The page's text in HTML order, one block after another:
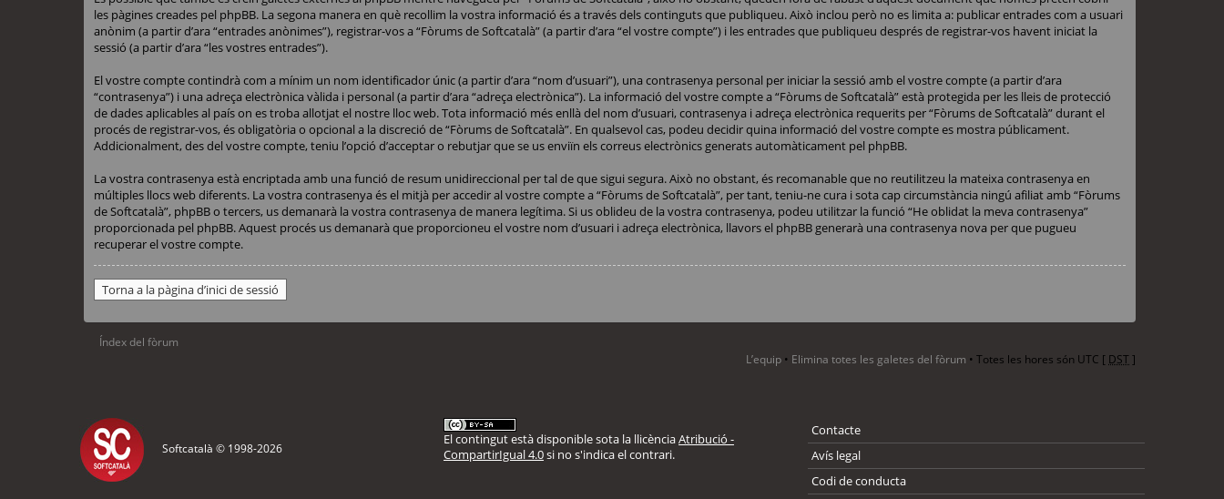
les pàgines creades pel phpBB. La segona manera en què recollim la vostra informació és a través dels continguts que publiqueu. Això inclou però no es limita a: publicar entrades com a usuari
anònim (a partir d’ara “entrades anònimes”), registrar-vos a “Fòrums de Softcatalà” (a partir d’ara “el vostre compte”) i les entrades que publiqueu després de registrar-vos havent iniciat la
sessió (a partir d’ara “les vostres entrades”).
El vostre compte contindrà com a mínim un nom identificador únic (a partir d’ara “nom d’usuari”), una contrasenya personal per iniciar la sessió amb el vostre compte (a partir d’ara
“contrasenya”) i una adreça electrònica vàlida i personal (a partir d’ara “adreça electrònica”). La informació del vostre compte a “Fòrums de Softcatalà” està protegida per les lleis de protecció
de dades aplicables al país on es troba allotjat el nostre lloc web. Tota informació més enllà del nom d’usuari, contrasenya i adreça electrònica requerits per “Fòrums de Softcatalà” durant el
procés de registrar-vos, és obligatòria o opcional a la discreció de “Fòrums de Softcatalà”. En qualsevol cas, podeu decidir quina informació del vostre compte es mostra públicament.
Addicionalment, des del vostre compte, teniu l’opció d’acceptar o rebutjar que se us enviïn els correus electrònics generats automàticament pel phpBB.
La vostra contrasenya està encriptada amb una funció de resum unidireccional per tal de que sigui segura. Això no obstant, és recomanable que no reutilitzeu la mateixa contrasenya en
múltiples llocs web diferents. La vostra contrasenya és el mitjà per accedir al vostre compte a “Fòrums de Softcatalà”, per tant, teniu-ne cura i sota cap circumstància ningú afiliat amb “Fòrums
de Softcatalà”, phpBB o tercers, us demanarà la vostra contrasenya de manera legítima. Si us oblideu de la vostra contrasenya, podeu utilitzar la funció “He oblidat la meva contrasenya”
proporcionada pel phpBB. Aquest procés us demanarà que proporcioneu el vostre nom d’usuari i adreça electrònica, llavors el phpBB generarà una contrasenya nova per que pugueu
recuperar el vostre compte.
Torna a la pàgina d’inici de sessió
Índex del fòrum
L’equip • Elimina totes les galetes del fòrum • Totes les hores són UTC [ DST]
Softcatalà © 1998-2026
El contingut està disponible sota la llicènciaAtribució -
CompartirIgual 4.0si no s'indica el contrari.
Contacte
Avís legal
Codi de conducta